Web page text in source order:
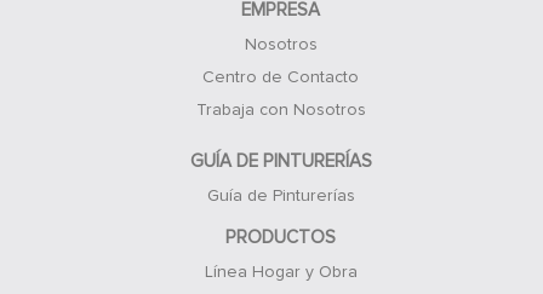
EMPRESA
Nosotros
Centro de Contacto
Trabaja con Nosotros
GUÍA DE PINTURERÍAS
Guía de Pinturerías
PRODUCTOS
Línea Hogar y Obra